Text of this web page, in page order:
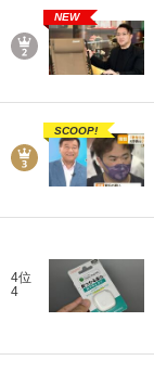
NEW
SCOOP!
4位
4